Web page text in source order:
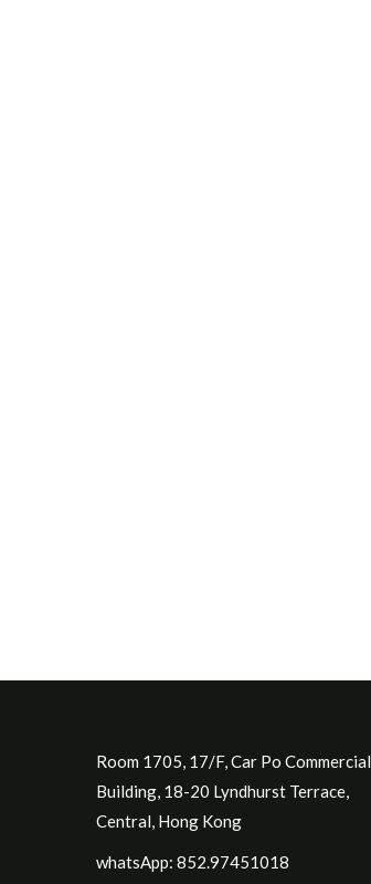
Room 1705, 17/F, Car Po Commercial
Building, 18-20 Lyndhurst Terrace,
Central, Hong Kong
whatsApp: 852.97451018